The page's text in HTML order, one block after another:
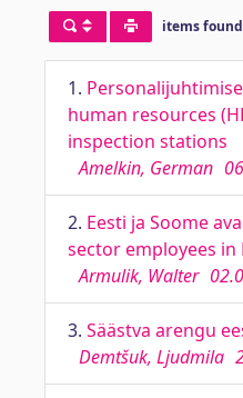
items
1.
human resources
inspection stations
Amelkin, German
2. Eesti ja Soome
sector employees in
Armulik, Walter
3. Säästva arengu
Demtšuk, Ljudmila